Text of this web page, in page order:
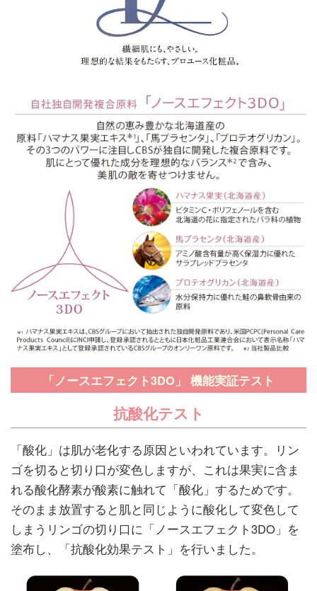
「ノースエフェクト3DO」 機能実証テスト
抗酸化テスト
「酸化」は肌が老化する原因といわれています。リン
ゴを切ると切り口が変色しますが、これは果実に含ま
れる酸化酵素が酸素に触れて「酸化」するためです。
そのまま放置すると肌と同じように酸化して変色して
しまうリンゴの切り口に「ノースエフェクト3DO」を
塗布し、「抗酸化効果テスト」を行いました。